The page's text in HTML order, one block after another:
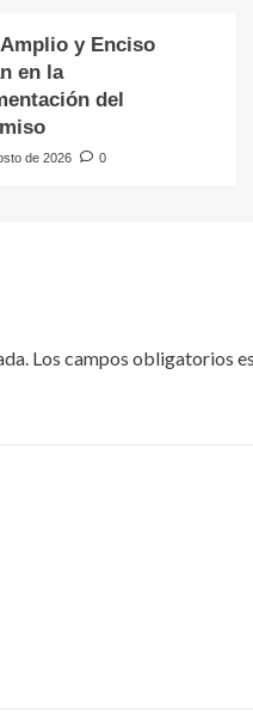
y Enciso
en la
del
de 2026 0
Los campos obligatorios